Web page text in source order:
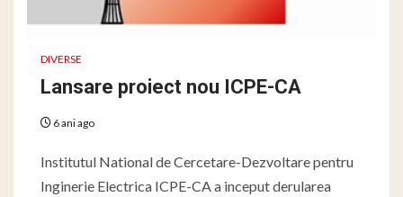
DIVERSE
Lansare proiect nou ICPE-CA
6 ani ago
Institutul National de Cercetare-Dezvoltare pentru
Inginerie Electrica ICPE-CA a inceput derularea